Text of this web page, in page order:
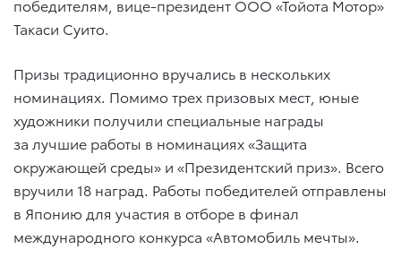
победителям, вице-президент ООО «Тойота Мотор»
Такаси Суито.
Призы традиционно вручались в нескольких
номинациях. Помимо трех призовых мест, юные
художники получили специальные награды
за лучшие работы в номинациях «Защита
окружающей среды» и «Президентский приз». Всего
вручили 18 наград. Работы победителей отправлены
в Японию для участия в отборе в финал
международного конкурса «Автомобиль мечты».